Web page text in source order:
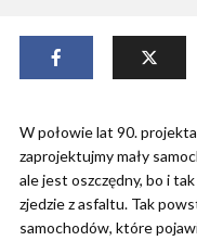
W połowie lat 90.
zaprojektujmy mały
ale jest oszczędny, bo i
zjedzie z asfaltu. Tak
samochodów, które